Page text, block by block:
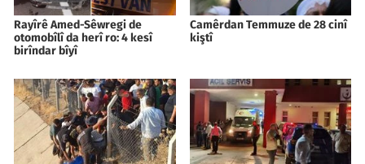
Rayîrê Amed-Sêwregi de
otomobîlî da herî ro: 4 kesî
birîndar bîyî
Camêrdan Temmuze de 28 cinî
kiştî